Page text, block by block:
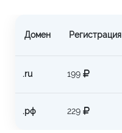
Домен Регистрация
.ru 199
.рф 229